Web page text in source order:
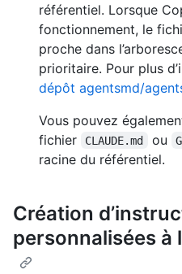
référentiel. Lorsque
fonctionnement, le
proche dans
prioritaire. Pour plus
dépôt agentsmd/
Vous pouvez
fichier
CLAUDE.md ou
racine du référentiel.
Création
personnalisées à